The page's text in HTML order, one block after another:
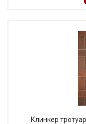
Клинкер